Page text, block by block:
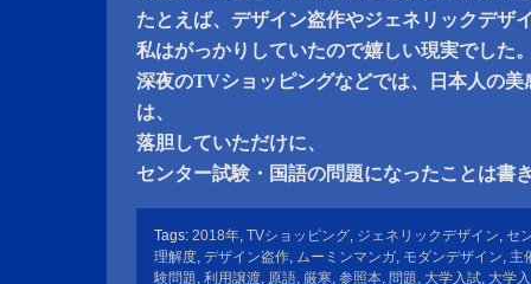
たとえば、デザイン盗作やジェネリックデザ
私はがっかりしていたので嬉しい現実でした
深夜のTVショッピングなどでは、日本人の
は、
落胆していただけに、
センター試験・国語の問題になったことは書
Tags: 2018年, TVショッピング, ジェネリックデザイン, セ
理解度, デザイン盗作, ムーミンマンガ, モダンデザイン, 主
験問題, 利用譲渡, 原語, 厳寒, 参照本, 問題, 大学入試, 大学